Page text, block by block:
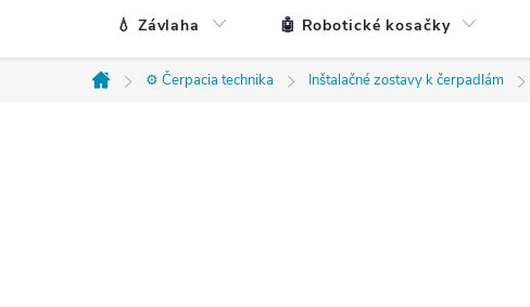
💧 Závlaha 🤖 Robotické kosačky
Domov
⚙️ Čerpacia technika Inštalačné zostavy k čerpadlám